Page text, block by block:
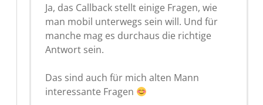
Ja, das Callback stellt einige Fragen, wie
man mobil unterwegs sein will. Und für
manche mag es durchaus die richtige
Antwort sein.
Das sind auch für mich alten Mann
interessante Fragen